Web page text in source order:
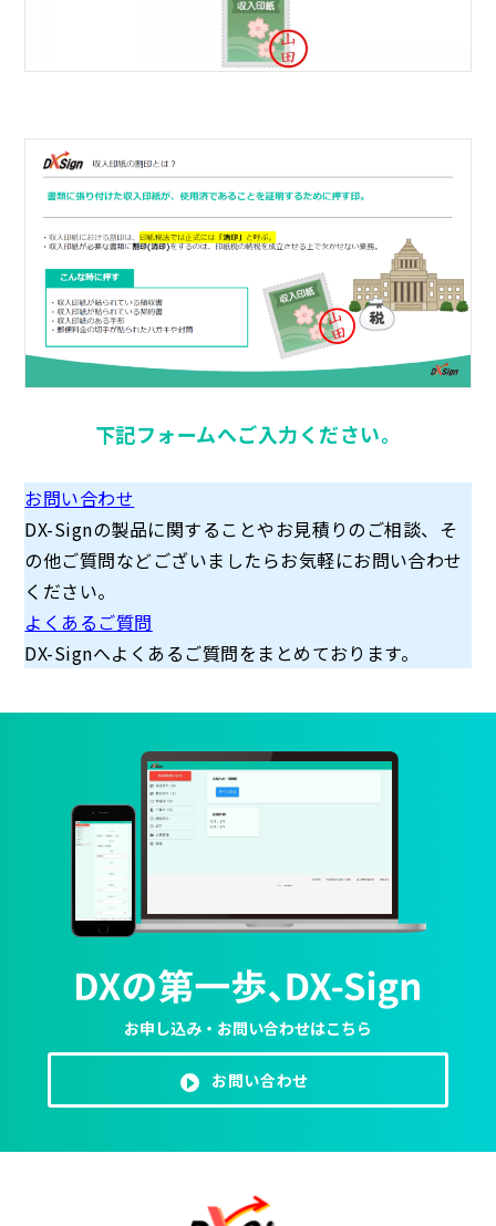
下記フォームへご入力ください。
お問い合わせ
DX-Signの製品に関することやお見積りのご相談、そ
の他ご質問などございましたらお気軽にお問い合わせ
ください。
よくあるご質問
DX-Signへよくあるご質問をまとめております。
お申し込み・お問い合わせはこちら
お問い合わせ